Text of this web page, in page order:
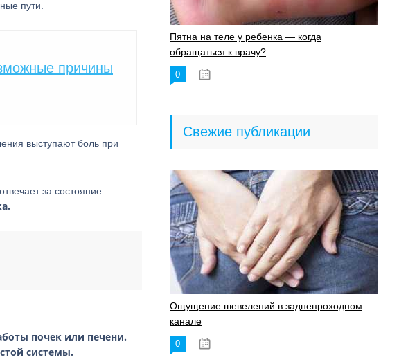
пути.
причины
выступают боль при
за состояние
почек или печени.
системы.
Пятна на теле у ребенка — когда
обращаться к врачу?
0
Свежие публикации
Ощущение шевелений в заднепроходном
канале
0